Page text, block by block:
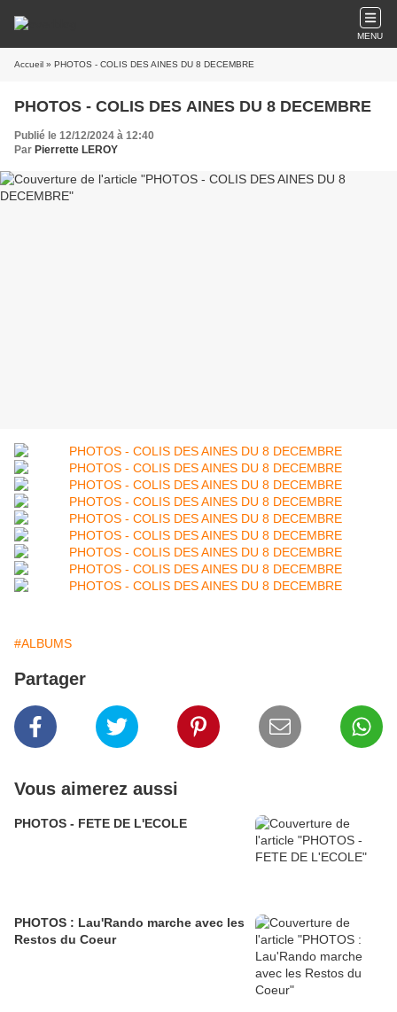
MENU
Accueil » PHOTOS - COLIS DES AINES DU 8 DECEMBRE
PHOTOS - COLIS DES AINES DU 8 DECEMBRE
Publié le 12/12/2024 à 12:40
Par Pierrette LEROY
#ALBUMS
Partager
Vous aimerez aussi
PHOTOS - FETE DE L'ECOLE
PHOTOS : Lau'Rando marche avec les
Restos du Coeur